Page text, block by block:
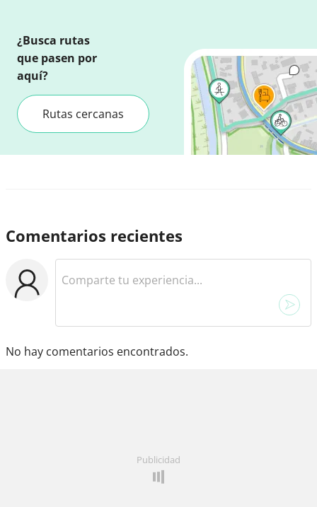
¿Busca rutas
que pasen por
aquí?
Rutas cercanas
Comentarios recientes
No hay comentarios encontrados.
Publicidad